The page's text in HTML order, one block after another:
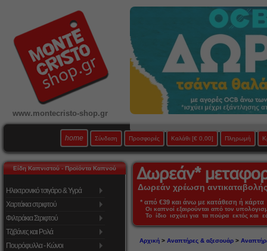
www.montecristo-shop.gr
home Σύνδεση Προσφορές Καλάθι [€ 0,00] Πληρωμή
Είδη Καπνιστού - Προϊόντα Καπνού
Ηλεκτρονικό τσιγάρο & Υγρά
Χαρτάκια στριφτού
Φιλτράκια Στριφτού
Τζιβάνες και Ρολά
Πουρόφυλλα - Κώνοι
Δωρεάν χρέωση
* από €39 και άνω με κατάθεση ή
Οι καπνοί εξαιρούνται από τον
Το ίδιο ισχύει για τα πούρα εκτός και
Αρχική> Αναπτήρες & αξεσουάρ>